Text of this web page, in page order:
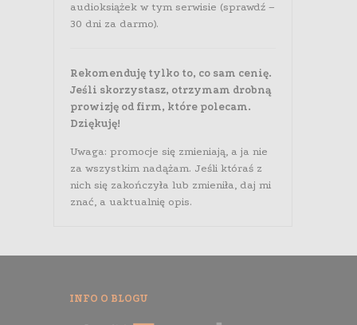
audioksiążek w tym serwisie (sprawdź –
30 dni za darmo).
Rekomenduję tylko to, co sam cenię.
Jeśli skorzystasz, otrzymam drobną
prowizję od firm, które polecam.
Dziękuję!
Uwaga: promocje się zmieniają, a ja nie
za wszystkim nadążam. Jeśli któraś z
nich się zakończyła lub zmieniła, daj mi
znać, a uaktualnię opis.
INFO O BLOGU